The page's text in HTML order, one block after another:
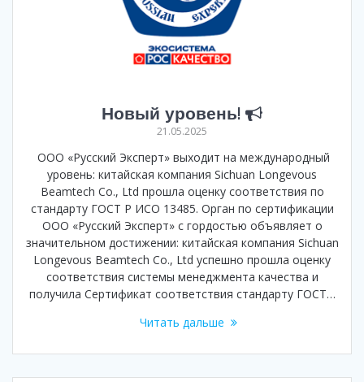
Новый уровень!
21.05.2025
ООО «Русский Эксперт» выходит на международный
уровень: китайская компания Sichuan Longevous
Beamtech Co., Ltd прошла оценку соответствия по
стандарту ГОСТ Р ИСО 13485. Орган по сертификации
ООО «Русский Эксперт» с гордостью объявляет о
значительном достижении: китайская компания Sichuan
Longevous Beamtech Co., Ltd успешно прошла оценку
соответствия системы менеджмента качества и
получила Сертификат соответствия стандарту ГОСТ…
Читать дальше